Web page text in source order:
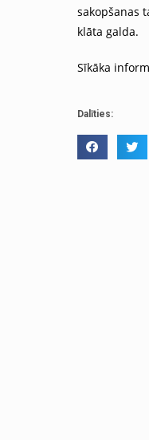
sakopšanas
klāta galda.
Sīkāka
Dalīties: